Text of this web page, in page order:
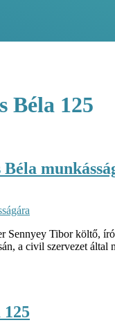
Béla 125
Sennyey Tibor költő,
a civil szervezet